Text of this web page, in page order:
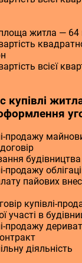
житла — 64
всієї
купівлі
продажу
будівництва
продажу
пайових
купівлі-
участі в
продажу
діяльність